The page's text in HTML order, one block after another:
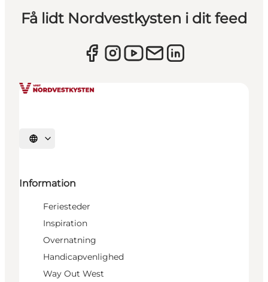
Få lidt Nordvestkysten i dit feed
Vælg sprog
Information
Feriesteder
Inspiration
Overnatning
Handicapvenlighed
Way Out West